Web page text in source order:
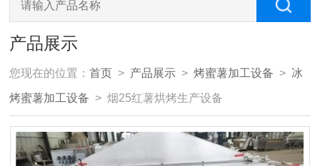
产品展示
您现在的位置：首页 > 产品展示 >烤蜜薯加工设备 > 冰
烤蜜薯加工设备 > 烟25红薯烘烤生产设备